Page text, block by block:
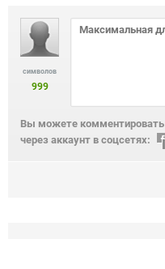
символов
999
Вы можете комментировать
через аккаунт в соцсетях: